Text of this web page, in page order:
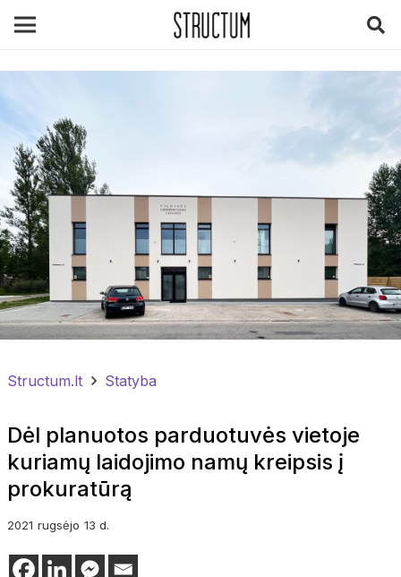
Structum.lt Statyba
Dėl planuotos parduotuvės vietoje
kuriamų laidojimo namų kreipsis į
prokuratūrą
2021 rugsėjo 13 d.